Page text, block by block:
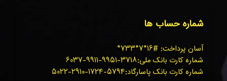
شماره حساب ها
آسان پرداخت: #۱۶*۷*۷۳۳*
شماره کارت بانک ملی:۳۷۱۸-۹۹۵۱-۹۹۱۱-۶۰۳۷
شماره کارت بانک پاسارگاد:۵۷۹۴-۱۷۲۴-۲۹۱۰-۵۰۲۲